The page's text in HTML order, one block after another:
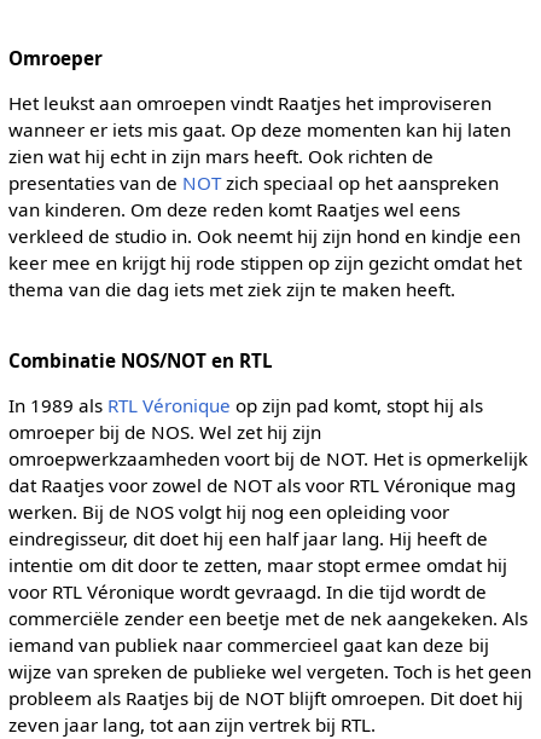
Omroeper
Het leukst aan omroepen vindt Raatjes het improviseren
wanneer er iets mis gaat. Op deze momenten kan hij laten
zien wat hij echt in zijn mars heeft. Ook richten de
presentaties van de NOTzich speciaal op het aanspreken
van kinderen. Om deze reden komt Raatjes wel eens
verkleed de studio in. Ook neemt hij zijn hond en kindje een
keer mee en krijgt hij rode stippen op zijn gezicht omdat het
thema van die dag iets met ziek zijn te maken heeft.
Combinatie NOS/NOT en RTL
In 1989 als RTL Véronique op zijn pad komt, stopt hij als
omroeper bij de NOS. Wel zet hij zijn
omroepwerkzaamheden voort bij de NOT. Het is opmerkelijk
dat Raatjes voor zowel de NOT als voor RTL Véronique mag
werken. Bij de NOS volgt hij nog een opleiding voor
eindregisseur, dit doet hij een half jaar lang. Hij heeft de
intentie om dit door te zetten, maar stopt ermee omdat hij
voor RTL Véronique wordt gevraagd. In die tijd wordt de
commerciële zender een beetje met de nek aangekeken. Als
iemand van publiek naar commercieel gaat kan deze bij
wijze van spreken de publieke wel vergeten. Toch is het geen
probleem als Raatjes bij de NOT blijft omroepen. Dit doet hij
zeven jaar lang, tot aan zijn vertrek bij RTL.